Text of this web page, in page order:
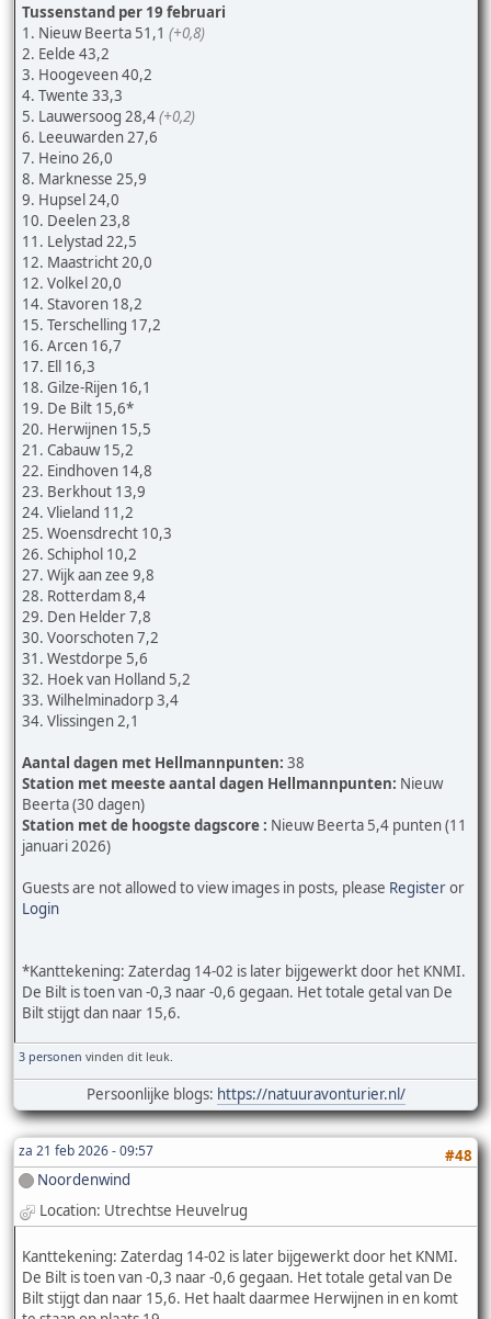
Tussenstand per 19 februari
1. Nieuw Beerta 51,1 (+0,8)
2. Eelde 43,2
3. Hoogeveen 40,2
4. Twente 33,3
5. Lauwersoog 28,4(+0,2)
6. Leeuwarden 27,6
7. Heino 26,0
8. Marknesse 25,9
9. Hupsel 24,0
10. Deelen 23,8
11. Lelystad 22,5
12. Maastricht 20,0
12. Volkel 20,0
14. Stavoren 18,2
15. Terschelling 17,2
16. Arcen 16,7
17. Ell 16,3
18. Gilze-Rijen 16,1
19. De Bilt 15,6*
20. Herwijnen 15,5
21. Cabauw 15,2
22. Eindhoven 14,8
23. Berkhout 13,9
24. Vlieland 11,2
25. Woensdrecht 10,3
26. Schiphol 10,2
27. Wijk aan zee 9,8
28. Rotterdam 8,4
29. Den Helder 7,8
30. Voorschoten 7,2
31. Westdorpe 5,6
32. Hoek van Holland 5,2
33. Wilhelminadorp 3,4
34. Vlissingen 2,1
Aantal dagen met Hellmannpunten: 38
Station met meeste aantal dagen Hellmannpunten: Nieuw
Beerta (30 dagen)
Station met de hoogste dagscore : Nieuw Beerta 5,4 punten (11
januari 2026)
Guests are not allowed to view images in posts, please Registeror
Login
*Kanttekening: Zaterdag 14-02 is later bijgewerkt door het KNMI.
De Bilt is toen van -0,3 naar -0,6 gegaan. Het totale getal van De
Bilt stijgt dan naar 15,6.
3 personen vinden dit leuk.
Persoonlijke blogs: https://natuuravonturier.nl/
za 21 feb 2026 - 09:57
#48
Noordenwind
Location: Utrechtse Heuvelrug
Kanttekening: Zaterdag 14-02 is later bijgewerkt door het KNMI.
De Bilt is toen van -0,3 naar -0,6 gegaan. Het totale getal van De
Bilt stijgt dan naar 15,6. Het haalt daarmee Herwijnen in en komt